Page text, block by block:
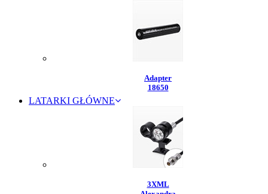
Adapter
18650
LATARKI GŁÓWNE
3XML